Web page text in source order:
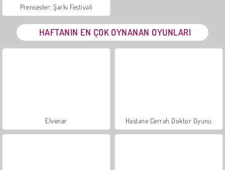
Prensesler: Şarkı Festivali
HAFTANIN EN ÇOK OYNANAN OYUNLARI
Elvenar Hastane Cerrah Doktor Oyunu